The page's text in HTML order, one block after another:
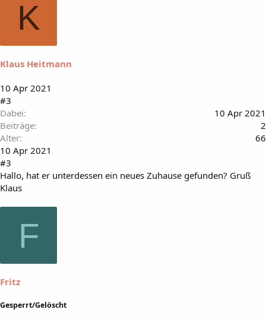
K
Klaus Heitmann
10 Apr 2021
#3
Dabei
10 Apr 2021
Beiträge
2
Alter
66
10 Apr 2021
#3
Hallo, hat er unterdessen ein neues Zuhause gefunden? Gruß
Klaus
F
Fritz
Gesperrt/Gelöscht